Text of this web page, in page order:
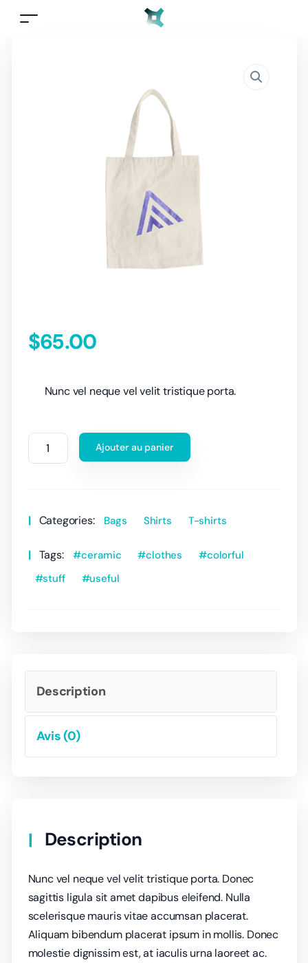
$65.00
Nunc vel neque vel velit tristique porta.
Ajouter au panier
Categories: Bags Shirts T-shirts
Tags: ceramic clothes
colorful
stuff
useful
Description
Avis (0)
Description
Nunc vel neque vel velit tristique porta. Donec
sagittis ligula sit amet dapibus eleifend. Nulla
scelerisque mauris vitae accumsan placerat.
Aliquam bibendum placerat ipsum in mollis. Donec
molestie dignissim est, at iaculis urna laoreet ac.